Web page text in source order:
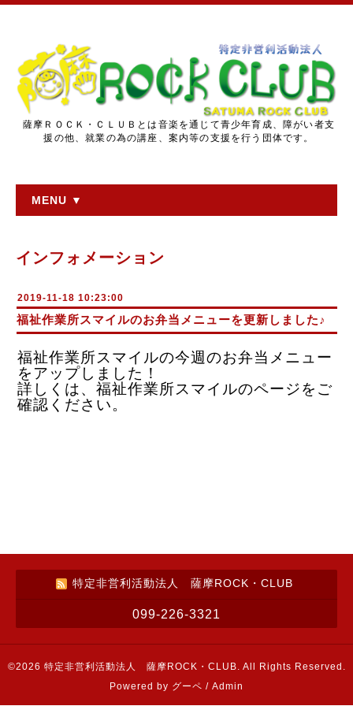
薩摩ＲＯＣＫ・ＣＬＵＢとは音楽を通じて青少年育成、障がい者支
援の他、就業の為の講座、案内等の支援を行う団体です。
MENU ▼
インフォメーション
2019-11-18 10:23:00
福祉作業所スマイルのお弁当メニューを更新しました♪
福祉作業所スマイルの今週のお弁当メニュー
をアップしました！
詳しくは、福祉作業所スマイルのページをご
確認ください。
特定非営利活動法人 薩摩ROCK・CLUB
099-226-3321
©2026 特定非営利活動法人 薩摩ROCK・CLUB. All Rights Reserved.
Powered by グーペ / Admin